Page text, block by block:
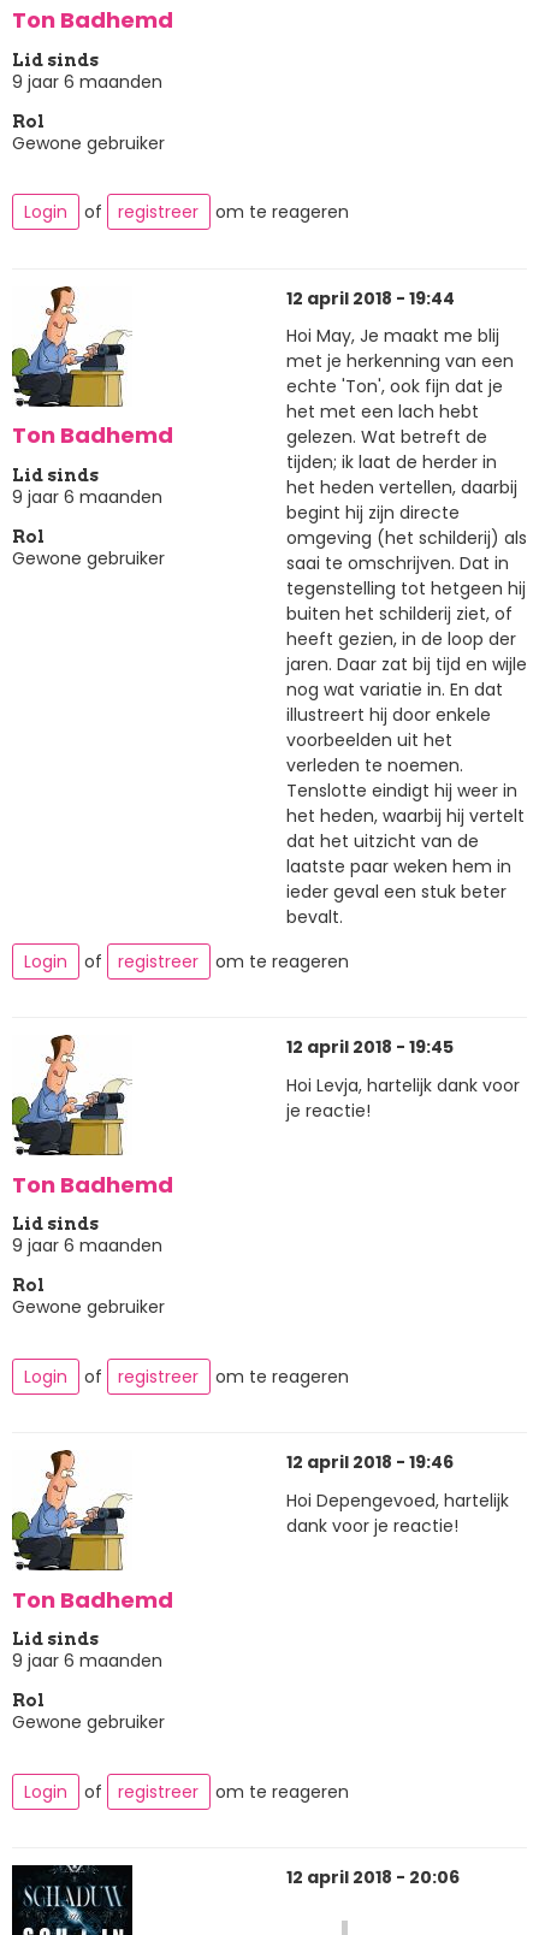
Ton Badhemd
Lid sinds
9 jaar 6 maanden
Rol
Gewone gebruiker
Login of registreer om te reageren
Ton Badhemd
Lid sinds
9 jaar 6 maanden
Rol
Gewone gebruiker
12 april 2018 - 19:44
Hoi May, Je maakt me blij
met je herkenning van een
echte 'Ton', ook fijn dat je
het met een lach hebt
gelezen. Wat betreft de
tijden; ik laat de herder in
het heden vertellen, daarbij
begint hij zijn directe
omgeving (het schilderij) als
saai te omschrijven. Dat in
tegenstelling tot hetgeen hij
buiten het schilderij ziet, of
heeft gezien, in de loop der
jaren. Daar zat bij tijd en wijle
nog wat variatie in. En dat
illustreert hij door enkele
voorbeelden uit het
verleden te noemen.
Tenslotte eindigt hij weer in
het heden, waarbij hij vertelt
dat het uitzicht van de
laatste paar weken hem in
ieder geval een stuk beter
bevalt.
Login
of registreer om te reageren
Ton Badhemd
Lid sinds
9 jaar 6 maanden
Rol
Gewone gebruiker
12 april 2018 - 19:45
Hoi Levja, hartelijk dank voor
je reactie!
Login of registreer om te reageren
Ton Badhemd
Lid sinds
9 jaar 6 maanden
Rol
Gewone gebruiker
12 april 2018 - 19:46
Hoi Depengevoed, hartelijk
dank voor je reactie!
Login of registreer om te reageren
12 april 2018 - 20:06